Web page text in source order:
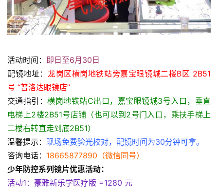
活动时间： 即日至6月30日
配镜地址： 龙岗区横岗地铁站旁嘉宝眼镜城二楼B区 2B51
号 “普洛达眼镜店”
交通指引：横岗地铁站C出口，嘉宝眼镜城3号入口，垂直
电梯上2楼2B51号店铺（也可以到2号门入口，乘扶手梯上
二楼右转直走到底2B51）
温馨提示： 现场免费验光校对，配镜时间为30分钟可拿。
咨询电话： 18665877890（微信同号）
少年防控系列镜片优惠活动：
活动1：豪雅新乐学医疗版 =1280 元